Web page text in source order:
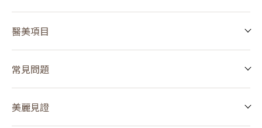
醫美項目
常見問題
美麗見證